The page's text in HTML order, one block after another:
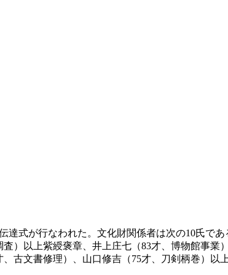
式が行なわれた。文化財関係者は次の10氏であ
）以上紫綬褒章、井上庄七（83才、博物館事
古文書修理）、山口修吉（75才、刀剣柄巻）以